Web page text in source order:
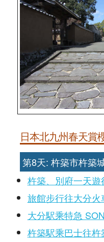
日本北九州春天賞
第8天: 杵築市杵築
杵築、別府一天遊
旅館步行往大分火
大分駅乘特急
杵築駅乘巴士往杵